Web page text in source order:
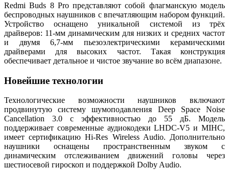
Redmi Buds 8 Pro представляют собой флагманскую модель
беспроводных наушников с впечатляющим набором функций.
Устройство оснащено уникальной системой из трёх
драйверов: 11-мм динамическим для низких и средних частот
и двумя 6,7-мм пьезоэлектрическими керамическими
драйверами для высоких частот. Такая конструкция
обеспечивает детальное и чистое звучание во всём диапазоне.
Новейшие технологии
Технологические возможности наушников включают
продвинутую систему шумоподавления Deep Space Noise
Cancellation 3.0 с эффективностью до 55 дБ. Модель
поддерживает современные аудиокодеки LHDC-V5 и MIHC,
имеет сертификацию Hi-Res Wireless Audio. Дополнительно
наушники оснащены пространственным звуком с
динамическим отслеживанием движений головы через
шестиосевой гироскоп и поддержкой Dolby Audio.